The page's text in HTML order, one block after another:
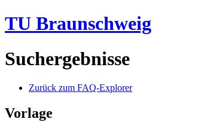
TU Braunschweig
Suchergebnisse
Zurück zum FAQ-Explorer
Vorlage